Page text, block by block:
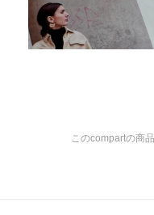
このcompartの商